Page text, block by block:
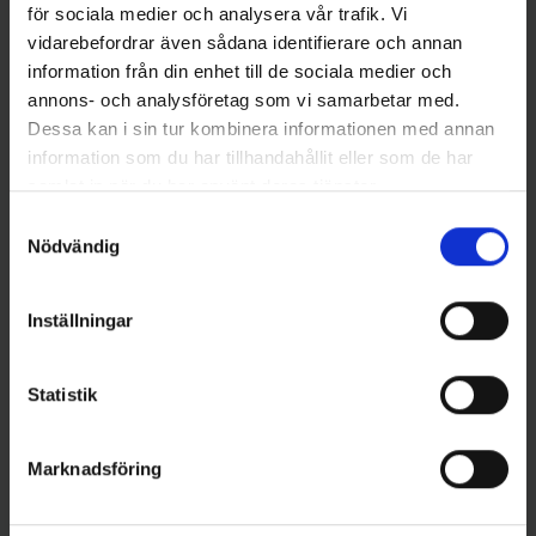
för sociala medier och analysera vår trafik. Vi
vidarebefordrar även sådana identifierare och annan
information från din enhet till de sociala medier och
annons- och analysföretag som vi samarbetar med.
Dessa kan i sin tur kombinera informationen med annan
information som du har tillhandahållit eller som de har
samlat in när du har använt deras tjänster.
Nödvändig
Inställningar
Statistik
Marknadsföring
M-WAR Jiggskallar 3/0 (BKK)
MWAR Baby Lobster 8cm -
Pumpkin/Chartreuse (10-p)
16 andra produkter i samma kategori: